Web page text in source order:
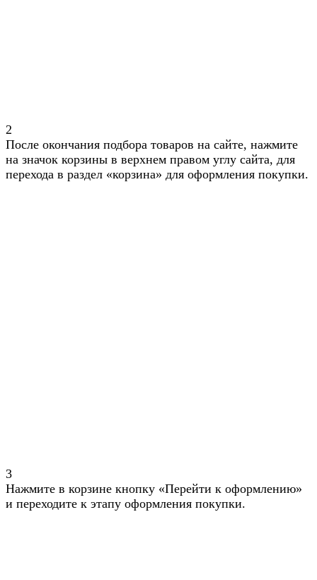
2
После окончания подбора товаров на сайте, нажмите
на значок корзины в верхнем правом углу сайта, для
перехода в раздел «корзина» для оформления покупки.
3
Нажмите в корзине кнопку «Перейти к оформлению»
и переходите к этапу оформления покупки.